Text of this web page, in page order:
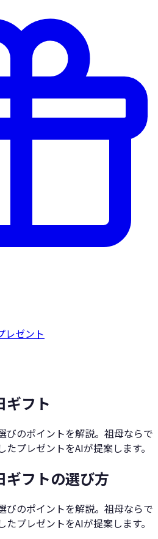
レゼント
ギフト
びのポイントを解説。祖母ならで
プレゼントをAIが提案します。
ギフトの選び方
びのポイントを解説。祖母ならで
プレゼントをAIが提案します。